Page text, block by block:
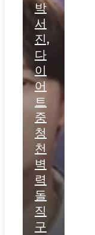
박
서
진,
다
이
어
트
중
청
천
벽
력
돌
직
구